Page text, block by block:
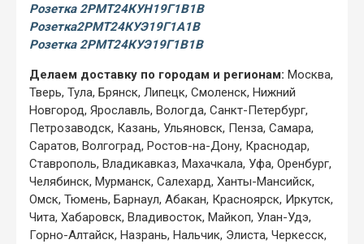
Розетка 2РМТ24КУН19Г1В1В
Розетка2РМТ24КУЭ19Г1А1В
Розетка 2РМТ24КУЭ19Г1В1В
Делаем доставку по городам и регионам: Москва,
Тверь, Тула, Брянск, Липецк, Смоленск, Нижний
Новгород, Ярославль, Вологда, Санкт-Петербург,
Петрозаводск, Казань, Ульяновск, Пенза, Самара,
Саратов, Волгоград, Ростов-на-Дону, Краснодар,
Ставрополь, Владикавказ, Махачкала, Уфа, Оренбург,
Челябинск, Мурманск, Салехард, Ханты-Мансийск,
Омск, Тюмень, Барнаул, Абакан, Красноярск, Иркутск,
Чита, Хабаровск, Владивосток, Майкоп, Улан-Удэ,
Горно-Алтайск, Назрань, Нальчик, Элиста, Черкесск,